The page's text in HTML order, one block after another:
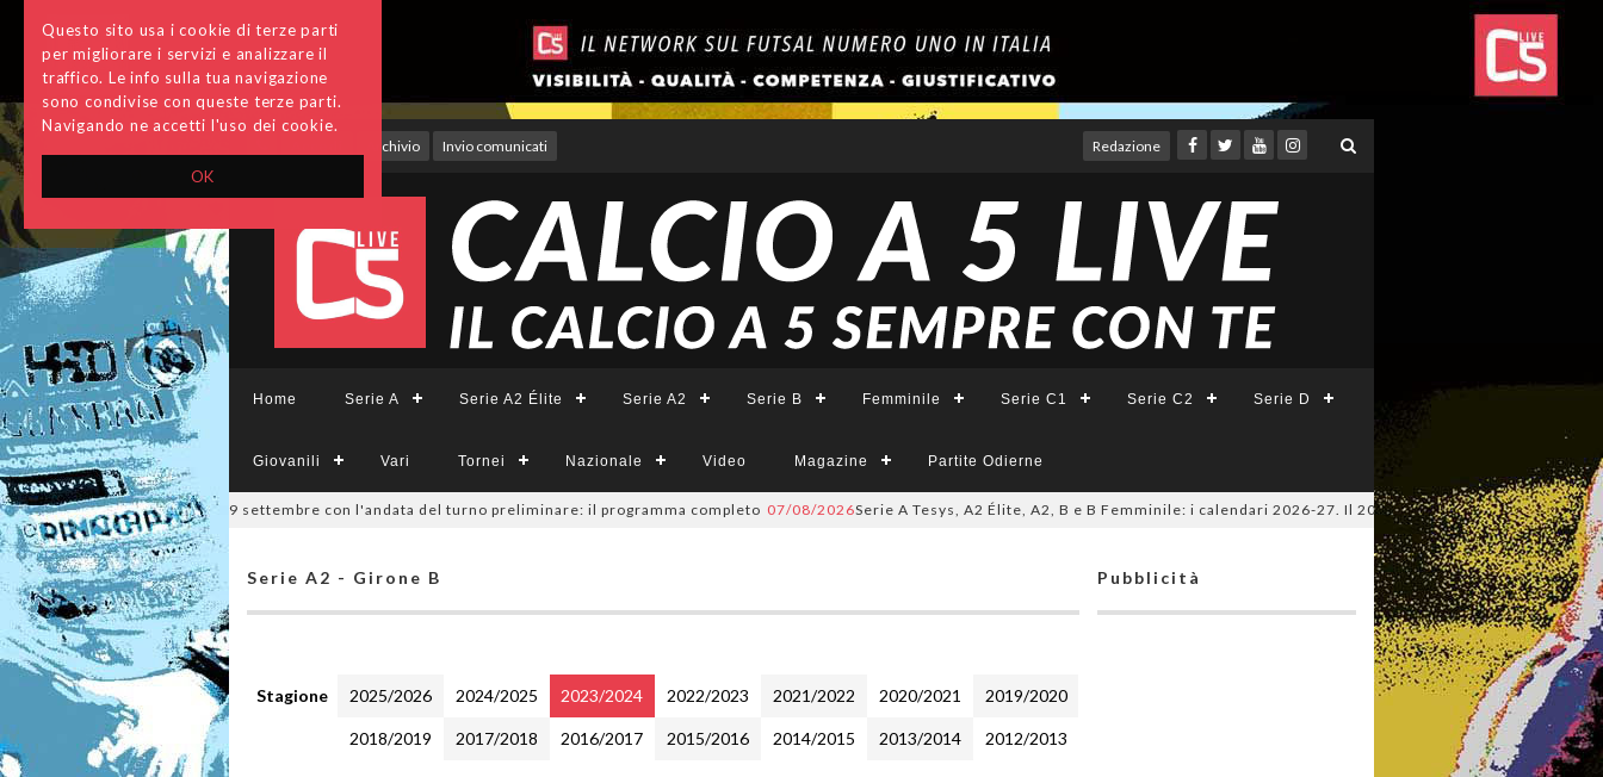
OK
Questo sito usa i cookie di terze parti
per migliorare i servizi e analizzare il
traffico. Le info sulla tua navigazione
sono condivise con queste terze parti.
Navigando ne accetti l'uso dei cookie.
Archivio Invio comunicati Redazione
Home Serie A Serie A2 Élite Serie A2 Serie B Femminile Serie C1 Serie C2 Serie D
Giovanili Vari Tornei Nazionale Video Magazine Partite Odierne
Divisione, si parte il 19 settembre con l'andata del turno preliminare: il programma completo 07/08/2026Serie A Tesys, A2 Élite, A2, B e B Femminile: i calendari 2026-27. Il 20 agosto la presentazione della Serie
Serie A2 - Girone B
Stagione 2025/2026 2024/2025 2023/2024 2022/2023 2021/2022 2020/2021 2019/2020
2018/2019 2017/2018 2016/2017 2015/2016 2014/2015 2013/2014 2012/2013
Pubblicità